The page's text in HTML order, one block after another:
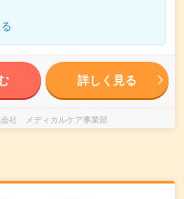
詳しく見る
会社 メディカルケア事業部